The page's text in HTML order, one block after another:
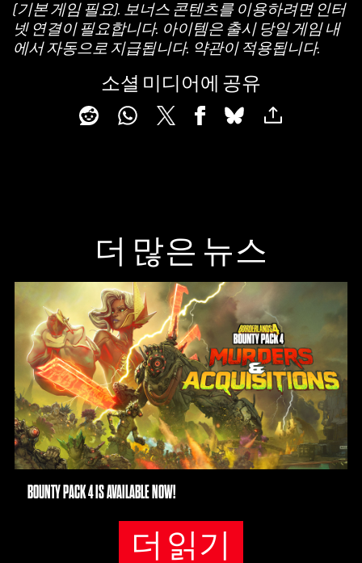
(기본 게임 필요). 보너스 콘텐츠를 이용하려면 인터
넷 연결이 필요합니다. 아이템은 출시 당일 게임 내
에서 자동으로 지급됩니다. 약관이 적용됩니다.
소셜 미디어에 공유
더 많은 뉴스
BOUNTY PACK 4 IS AVAILABLE NOW!
더 읽기